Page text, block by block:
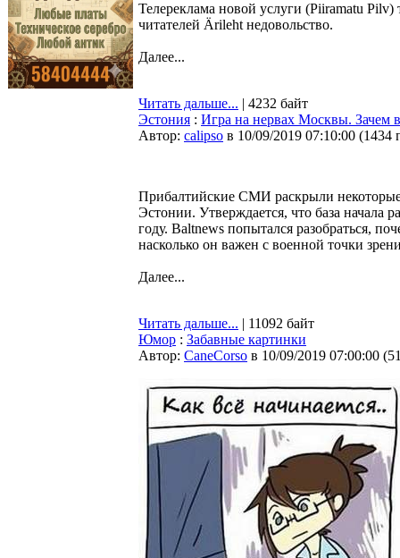
Телереклама новой услуги (Piiramatu
читателей Ärileht недовольство.
Далее...
Читать дальше... | 4232 байт
Эстония : Игра на нервах Москвы.
Автор: calipso в 10/09/2019 07:10:00 (1434
Прибалтийские СМИ раскрыли
Эстонии. Утверждается, что база начала
году. Baltnews попытался разобраться,
насколько он важен с военной точки
Далее...
Читать дальше... | 11092 байт
Юмор : Забавные картинки
Автор: CaneCorso в 10/09/2019 07:00:00 (